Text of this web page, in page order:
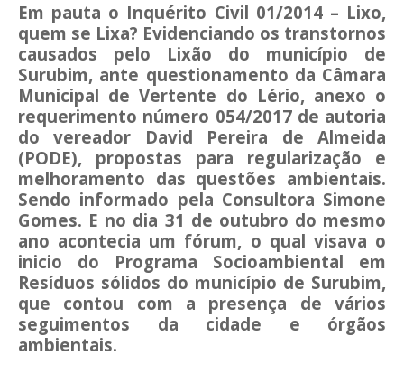
Em pauta o Inquérito Civil 01/2014 – Lixo,
quem se Lixa? Evidenciando os transtornos
causados pelo Lixão do município de
Surubim, ante questionamento da Câmara
Municipal de Vertente do Lério, anexo o
requerimento número 054/2017 de autoria
do vereador David Pereira de Almeida
(PODE), propostas para regularização e
melhoramento das questões ambientais.
Sendo informado pela Consultora Simone
Gomes. E no dia 31 de outubro do mesmo
ano acontecia um fórum, o qual visava o
inicio do Programa Socioambiental em
Resíduos sólidos do município de Surubim,
que contou com a presença de vários
seguimentos da cidade e órgãos
ambientais.